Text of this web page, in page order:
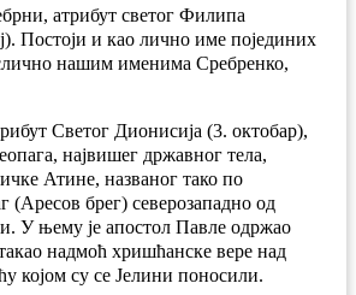
атрибут светог Филипа
Постоји и као лично име појединих
нашим именима Сребренко,
Светог Дионисија (3. октобар),
највишег државног тела,
Атине, названог тако по
брег) северозападно од
У њему је апостол Павле одржао
надмоћ хришћанске вере над
којом су се Јелини поносили.